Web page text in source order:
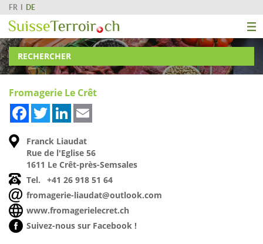
FR DE
RECHERCHER
Fromagerie Le Crêt
FacebookTwitterLinkedIn
Franck Liaudat
Rue de l'Eglise 56
1611 Le Crêt-près-Semsales
Tel.
+41 26 918 51 64
fromagerie-liaudat@outlook.com
www.fromagerielecret.ch
Suivez-nous sur Facebook !